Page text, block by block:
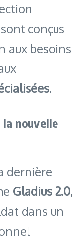
conçus
aux besoins
.
la nouvelle
dernière
Gladius 2.0,
dans un